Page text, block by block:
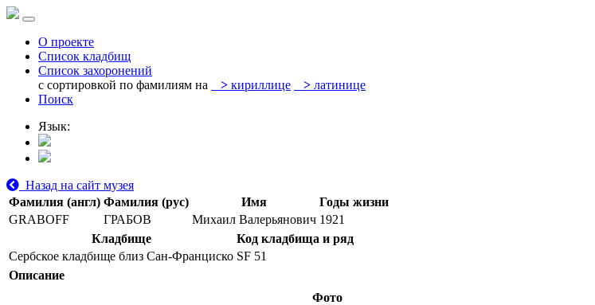
О проекте
Список кладбищ
Список захоронений
с сортировкой по фамилиям на
> кириллице > латинице
Поиск
Язык:
Назад на сайт музея
Фамилия (англ) Фамилия (рус) Имя
Годы жизни
GRABOFF
ГРАБОВ Михаил Валерьянович 1921
Кладбище
Код кладбища и ряд
Сербское кладбище близ Сан-Франциско SF 51
Описание
Фото